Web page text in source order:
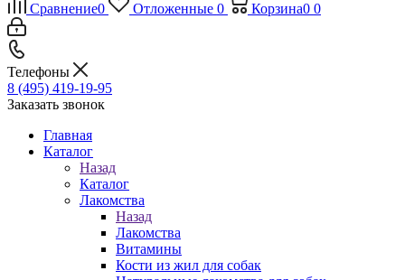
Сравнение0 Отложенные 0 Корзина0 0
Телефоны
8 (495) 419-19-95
Заказать звонок
Главная
Каталог
Назад
Каталог
Лакомства
Назад
Лакомства
Витамины
Кости из жил для собак